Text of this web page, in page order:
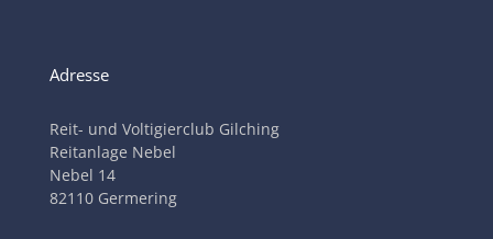
Adresse
Reit- und Voltigierclub Gilching
Reitanlage Nebel
Nebel 14
82110 Germering